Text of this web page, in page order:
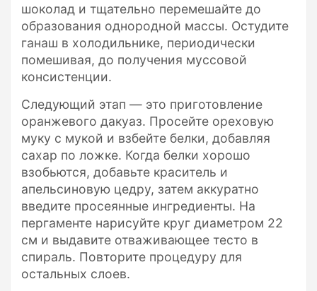
шоколад и тщательно перемешайте до
образования однородной массы. Остудите
ганаш в холодильнике, периодически
помешивая, до получения муссовой
консистенции.
Следующий этап — это приготовление
оранжевого дакуаз. Просейте ореховую
муку с мукой и взбейте белки, добавляя
сахар по ложке. Когда белки хорошо
взобьются, добавьте краситель и
апельсиновую цедру, затем аккуратно
введите просеянные ингредиенты. На
пергаменте нарисуйте круг диаметром 22
см и выдавите отваживающее тесто в
спираль. Повторите процедуру для
остальных слоев.